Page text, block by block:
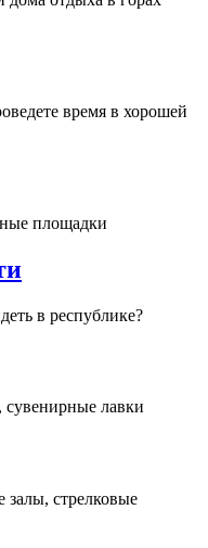
время в хорошей
площадки
в республике?
лавки
стрелковые